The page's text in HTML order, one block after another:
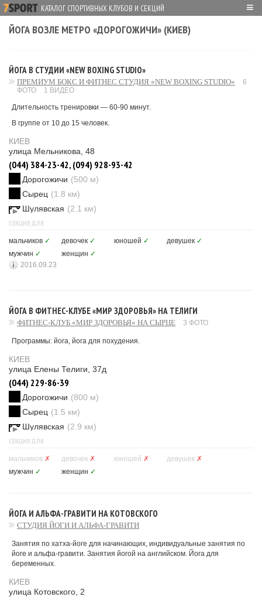
КАТАЛОГ СПОРТИВНЫХ КЛУБОВ И СЕКЦИЙ ≡
ЙОГА ВОЗЛЕ МЕТРО «ДОРОГОЖИЧИ» (КИЕВ)
ЙОГА В СТУДИИ «NEW BOXING STUDIO»
ПРЕМИУМ БОКС И ФИТНЕС СТУДИЯ «NEW BOXING STUDIO»
6
ФОТО
1 ВИДЕО
Длительность тренировки — 60-90 минут.
В группе от 10 до 15 человек.
КИЕВ
улица Мельникова, 48
(044) 384-23-42, (094) 928-93-42
Дорогожичи (500 м)
Сырец (1.8 км)
Шулявская (2.1 км)
СЕКЦИЯ ДЛЯ
мальчиков ✓ девочек ✓ юношей ✓ девушек ✓
мужчин ✓ женщин ✓
2016.09.23
ЙОГА В ФИТНЕС-КЛУБЕ «МИР ЗДОРОВЬЯ» НА ТЕЛИГИ
ФИТНЕС-КЛУБ «МИР ЗДОРОВЬЯ» НА СЫРЦЕ 3 ФОТО
Программы: йога, йога для похудения.
КИЕВ
улица Елены Телиги, 37д
(044) 229-86-39
Дорогожичи (800 м)
Сырец (1.5 км)
Шулявская (2.9 км)
СЕКЦИЯ ДЛЯ
мальчиков ✗ девочек ✗ юношей ✗ девушек ✗
мужчин ✓ женщин ✓
ЙОГА И АЛЬФА-ГРАВИТИ НА КОТОВСКОГО
СТУДИЯ ЙОГИ И АЛЬФА-ГРАВИТИ
Занятия по хатха-йоге для начинающих, индивидуальные занятия по
йоге и альфа-гравити. Занятия йогой на английском. Йога для
беременных.
КИЕВ
улица Котовского, 2